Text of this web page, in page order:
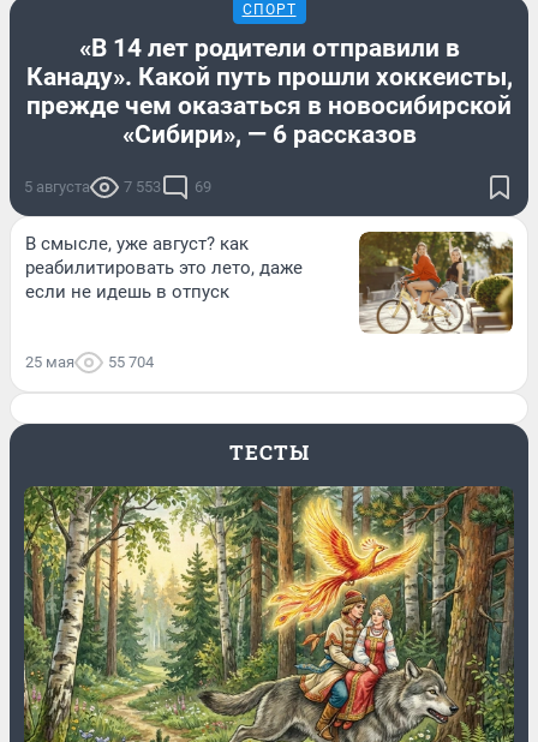
СПОРТ
«В 14 лет родители отправили в
Канаду». Какой путь прошли хоккеисты,
прежде чем оказаться в новосибирской
«Сибири», — 6 рассказов
5 августа 7 553 69
В смысле, уже август? как
реабилитировать это лето, даже
если не идешь в отпуск
25 мая 55 704
ТЕСТЫ